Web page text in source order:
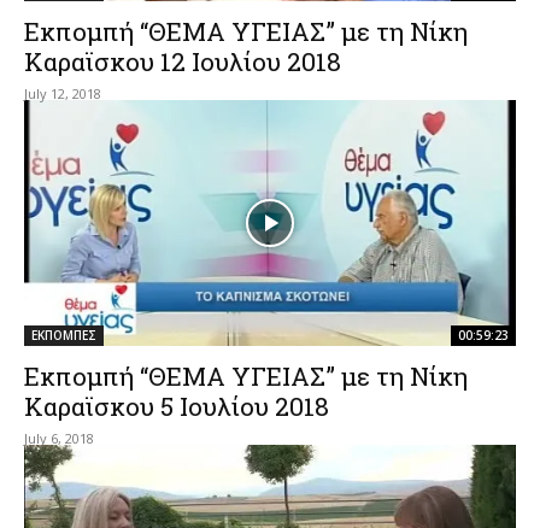
Εκπομπή “ΘΕΜΑ ΥΓΕΙΑΣ” με τη Νίκη
Καραϊσκου 12 Ιουλίου 2018
July 12, 2018
ΕΚΠΟΜΠΕΣ 00:59:23
Εκπομπή “ΘΕΜΑ ΥΓΕΙΑΣ” με τη Νίκη
Καραϊσκου 5 Ιουλίου 2018
July 6, 2018